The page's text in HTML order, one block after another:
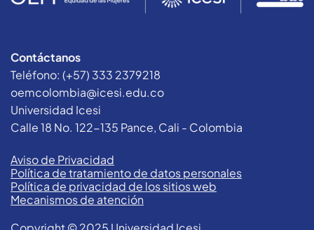
Contáctanos
Teléfono: (+57) 333 2379218
oemcolombia@icesi.edu.co
Universidad Icesi
Calle 18 No. 122-135 Pance, Cali - Colombia
Aviso de Privacidad
Política de tratamiento de datos personales
Política de privacidad de los sitios web
Mecanismos de atención